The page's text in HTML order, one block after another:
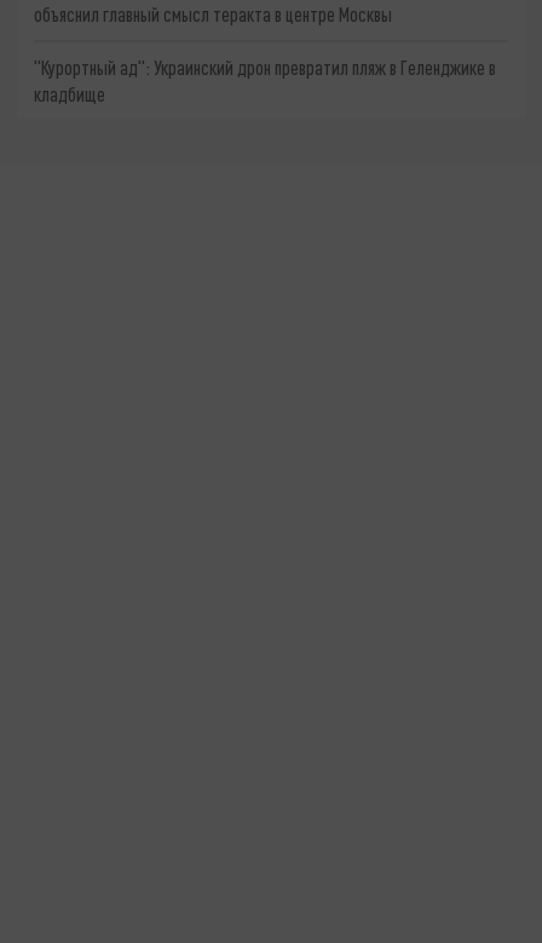
объяснил главный смысл теракта в центре Москвы
"Курортный ад": Украинский дрон превратил пляж в Геленджике в
кладбище